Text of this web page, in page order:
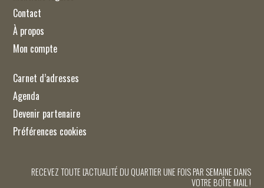
Contact
À propos
Mon compte
Carnet d’adresses
Agenda
Devenir partenaire
Préférences cookies
RECEVEZ TOUTE L'ACTUALITÉ DU QUARTIER UNE FOIS PAR SEMAINE DANS
VOTRE BOÎTE MAIL !